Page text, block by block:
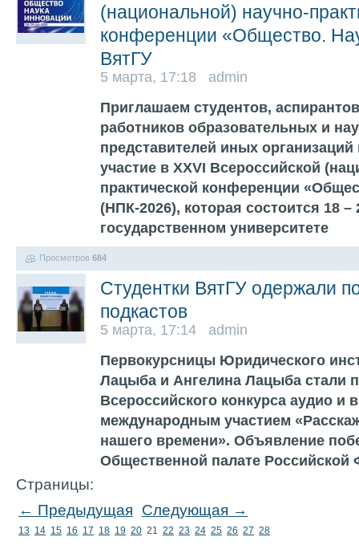
(национальной) научно-
конференции «Общество.
ВятГУ
5 марта, 17:18 admin
Приглашаем студентов,
работников образовательных и
представителей иных
участие в XXVI Всероссийской
практической конференции
(НПК-2026), которая состоится 18
государственном университете
Просмотров 684
Студентки ВятГУ одержали
подкастов
5 марта, 17:14 admin
Первокурсницы Юридического
Лацыба и Ангелина Лацыба стали
Всероссийского конкурса аудио и
международным участием
нашего времени». Объявление
Общественной палате Российской
Страницы:
← Предыдущая Следующая →
13 14 15 16 17 18 19 20 21 22 23 24 25 26 27 28